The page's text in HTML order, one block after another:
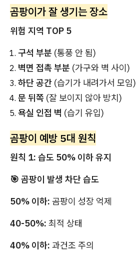
곰팡이가 잘 생기는 장소
위험 지역 TOP 5
구석 부분 (통풍 안 됨)
벽면 접촉 부분 (가구와 벽 사이)
하단 공간 (습기가 내려가서 모임)
문 뒤쪽 (잘 보이지 않아 방치)
욕실 인접 벽 (습기 유입)
곰팡이 예방 5대 원칙
원칙 1: 습도 50% 이하 유지
🎯 곰팡이 발생 차단 습도
50% 이하: 곰팡이 성장 억제
40-50%: 최적 상태
40% 이하: 과건조 주의